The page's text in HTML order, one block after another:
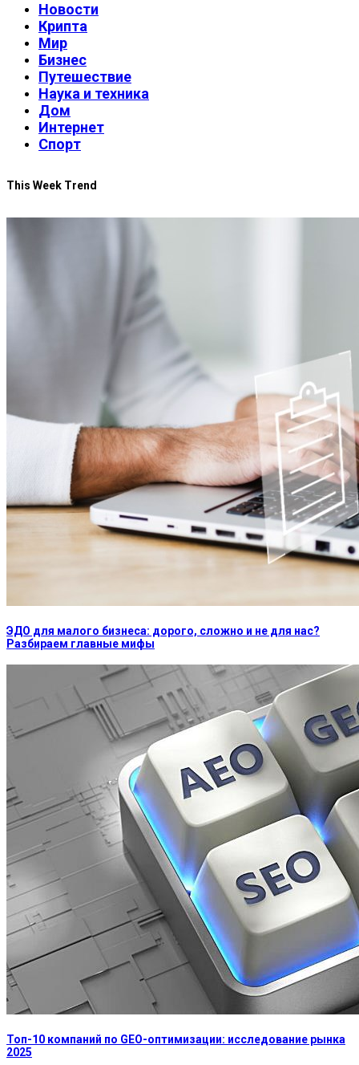
Новости
Крипта
Мир
Бизнес
Путешествие
Наука и техника
Дом
Интернет
Спорт
This Week Trend
ЭДО для малого бизнеса: дорого, сложно и не для нас?
Разбираем главные мифы
Топ-10 компаний по GEO-оптимизации: исследование рынка
2025